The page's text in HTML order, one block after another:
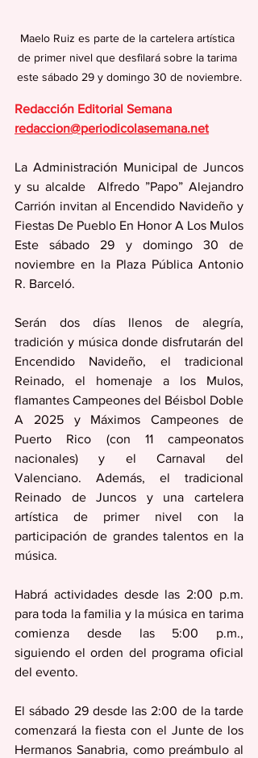
Maelo Ruiz es parte de la cartelera artística
de primer nivel que desfilará sobre la tarima
este sábado 29 y domingo 30 de noviembre.
Redacción Editorial Semana
redaccion@periodicolasemana.net
La Administración Municipal de Juncos
y su alcalde  Alfredo ”Papo” Alejandro
Carrión invitan al Encendido Navideño y
Fiestas De Pueblo En Honor A Los Mulos
Este sábado 29 y domingo 30 de
noviembre en la Plaza Pública Antonio
R. Barceló.
Serán dos días llenos de alegría,
tradición y música donde disfrutarán del
Encendido Navideño, el tradicional
Reinado, el homenaje a los Mulos,
flamantes Campeones del Béisbol Doble
A 2025 y Máximos Campeones de
Puerto Rico (con 11 campeonatos
nacionales) y el Carnaval del
Valenciano. Además, el tradicional
Reinado de Juncos y una cartelera
artística de primer nivel con la
participación de grandes talentos en la
música.
Habrá actividades desde las 2:00 p.m.
para toda la familia y la música en tarima
comienza desde las 5:00 p.m.,
siguiendo el orden del programa oficial
del evento.
El sábado 29 desde las 2:00 de la tarde
comenzará la fiesta con el Junte de los
Hermanos Sanabria, como preámbulo al